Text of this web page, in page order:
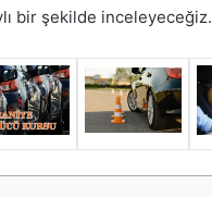
bir şekilde inceleyeceğiz.